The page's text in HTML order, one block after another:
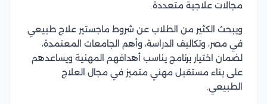
مجالات علاجية متعددة.
ويبحث الكثير من الطلاب عن شروط ماجستير علاج طبيعي
في مصر، وتكاليف الدراسة، وأهم الجامعات المعتمدة،
لضمان اختيار برنامج يناسب أهدافهم المهنية ويساعدهم
على بناء مستقبل مهني متميز في مجال العلاج
الطبيعي.